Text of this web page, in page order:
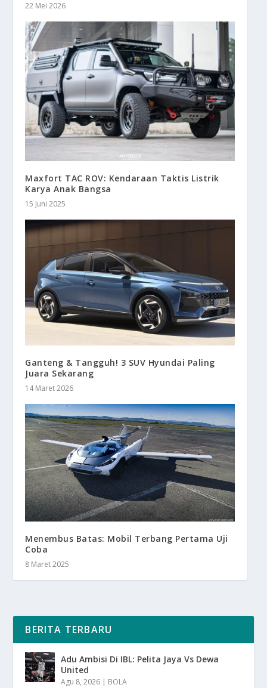
22 Mei 2026
Maxfort TAC ROV: Kendaraan Taktis Listrik
Karya Anak Bangsa
15 Juni 2025
Ganteng & Tangguh! 3 SUV Hyundai Paling
Juara Sekarang
14 Maret 2026
Menembus Batas: Mobil Terbang Pertama Uji
Coba
8 Maret 2025
BERITA TERBARU
Adu Ambisi Di IBL: Pelita Jaya Vs Dewa
United
Agu 8, 2026 | BOLA